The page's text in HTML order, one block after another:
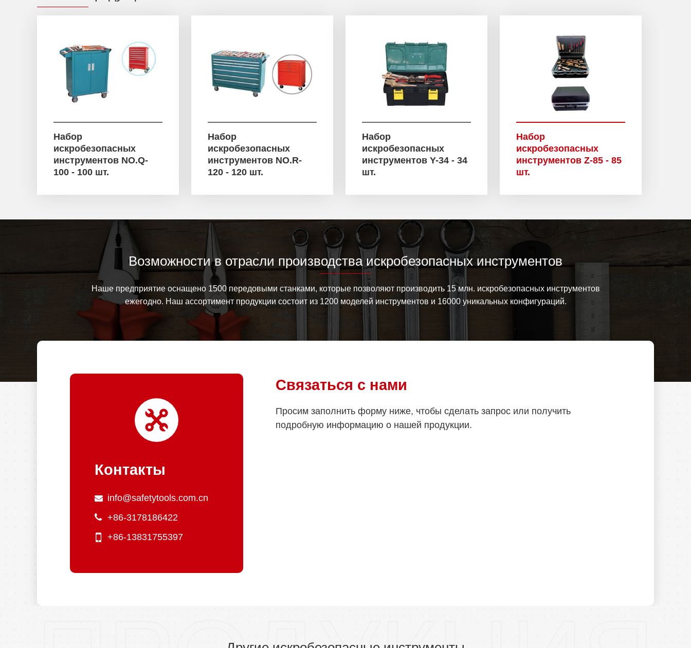
Набор
искробезопасных
инструментов NO.Q-
100 - 100 шт.
Набор
искробезопасных
инструментов NO.R-
120 - 120 шт.
Набор
искробезопасных
инструментов Y-34 - 34
шт.
Набор
искробезопасных
инструментов Z-85 - 85
шт.
Возможности в отрасли производства искробезопасных инструментов
Наше предприятие оснащено 1500 передовыми станками, которые позволяют производить 15 млн. искробезопасных инструментов
ежегодно. Наш ассортимент продукции состоит из 1200 моделей инструментов и 16000 уникальных конфигураций.
Контакты
info@safetytools.com.cn
+86-3178186422
+86-13831755397
Связаться с нами
Просим заполнить форму ниже, чтобы сделать запрос или получить
подробную информацию о нашей продукции.